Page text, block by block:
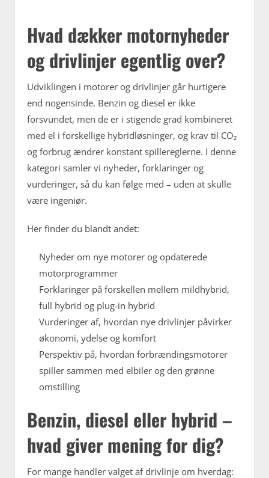
Hvad dækker motornyheder
og drivlinjer egentlig over?
Udviklingen i motorer og drivlinjer går hurtigere
end nogensinde. Benzin og diesel er ikke
forsvundet, men de er i stigende grad kombineret
med el i forskellige hybridløsninger, og krav til CO₂
og forbrug ændrer konstant spillereglerne. I denne
kategori samler vi nyheder, forklaringer og
vurderinger, så du kan følge med – uden at skulle
være ingeniør.
Her finder du blandt andet:
Nyheder om nye motorer og opdaterede
motorprogrammer
Forklaringer på forskellen mellem mildhybrid,
full hybrid og plug-in hybrid
Vurderinger af, hvordan nye drivlinjer påvirker
økonomi, ydelse og komfort
Perspektiv på, hvordan forbrændingsmotorer
spiller sammen med elbiler og den grønne
omstilling
Benzin, diesel eller hybrid –
hvad giver mening for dig?
For mange handler valget af drivlinje om hverdag: